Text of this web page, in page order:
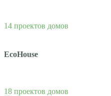
14 проектов домов
EcoHouse
18 проектов домов